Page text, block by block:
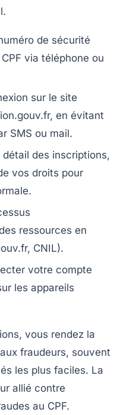
de sécurité
via téléphone ou
sur le site
en évitant
SMS ou mail.
des inscriptions,
vos droits pour
ressources en
CNIL).
votre compte
les appareils
vous rendez la
fraudeurs, souvent
les plus faciles. La
allié contre
au CPF.